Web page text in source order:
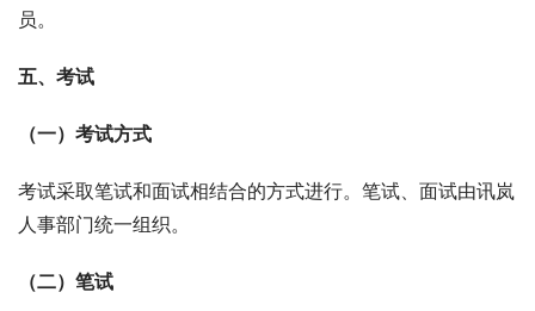
员。
五、考试
（一）考试方式
考试采取笔试和面试相结合的方式进行。笔试、面试由讯岚
人事部门统一组织。
（二）笔试